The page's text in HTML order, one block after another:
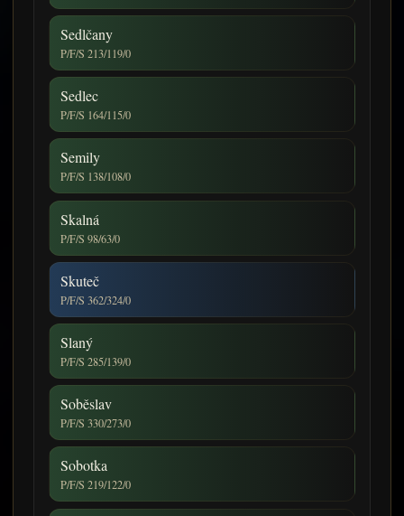
Sedlčany
P/F/S 213/119/0
Sedlec
P/F/S 164/115/0
Semily
P/F/S 138/108/0
Skalná
P/F/S 98/63/0
Skuteč
P/F/S 362/324/0
Slaný
P/F/S 285/139/0
Soběslav
P/F/S 330/273/0
Sobotka
P/F/S 219/122/0